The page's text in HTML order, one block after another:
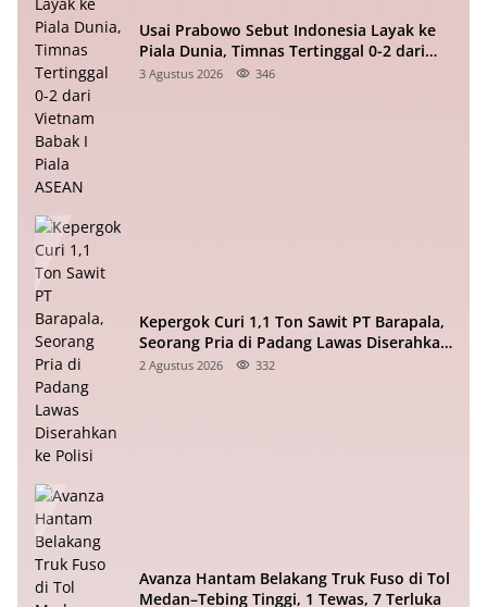
Usai Prabowo Sebut Indonesia Layak ke
Piala Dunia, Timnas Tertinggal 0-2 dari
Vietnam Babak I Piala ASEAN
3 Agustus 2026 346
Kepergok Curi 1,1 Ton Sawit PT Barapala,
Seorang Pria di Padang Lawas Diserahkan
ke Polisi
2 Agustus 2026 332
Avanza Hantam Belakang Truk Fuso di Tol
Medan–Tebing Tinggi, 1 Tewas, 7 Terluka